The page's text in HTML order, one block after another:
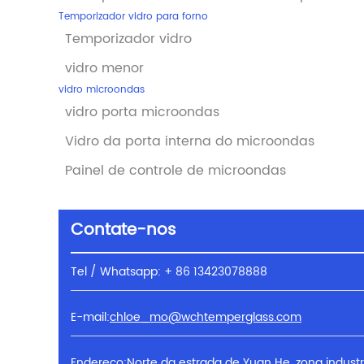
Temporizador vidro para forno
Temporizador vidro
vidro menor
vidro microondas
vidro porta microondas
Vidro da porta interna do microondas
Painel de controle de microondas
Contate-nos
Tel / Whatsapp: + 86 13423078888
E-mail:chloe_mo@wchtemperglass.com